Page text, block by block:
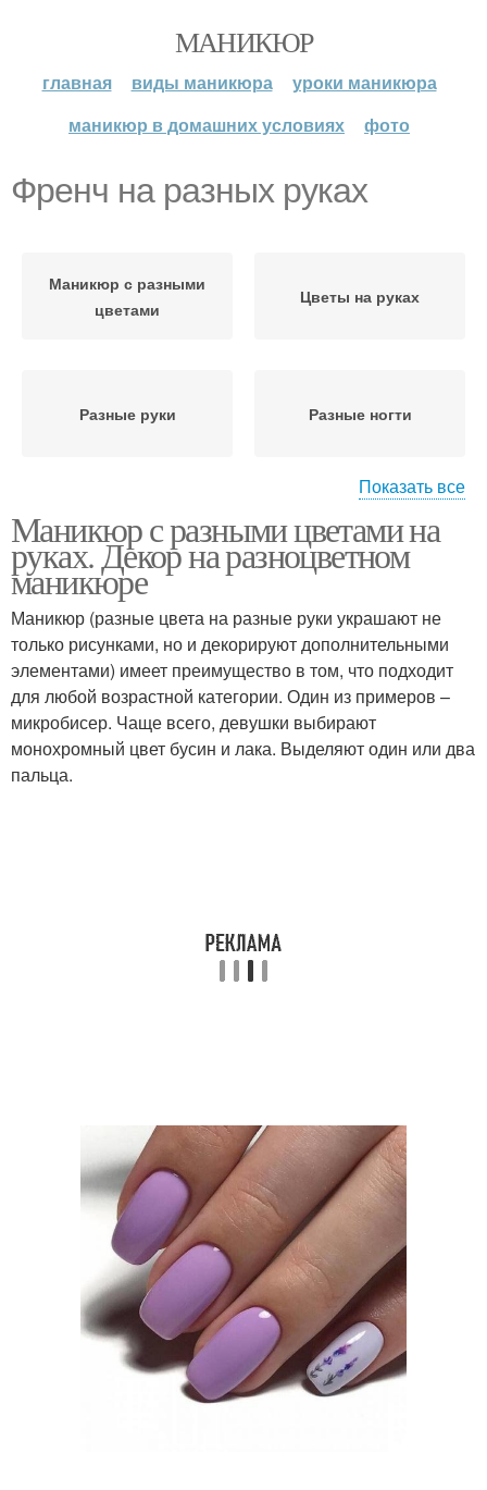
МАНИКЮР
главная виды маникюра
уроки маникюра
маникюр в домашних условиях
фото
Френч на разных руках
Маникюр с разными
цветами
Цветы на руках
Разные руки Разные ногти
Разные ручки Цветной френч
Разный френч Разный маникюр
Разные маникюры
Показать все
Маникюр с разными цветами на
руках. Декор на разноцветном
маникюре
Маникюр (разные цвета на разные руки украшают не
только рисунками, но и декорируют дополнительными
элементами) имеет преимущество в том, что подходит
для любой возрастной категории. Один из примеров –
микробисер. Чаще всего, девушки выбирают
монохромный цвет бусин и лака. Выделяют один или два
пальца.